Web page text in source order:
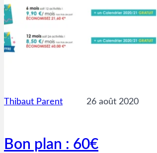
Thibaut Parent 26 août 2020
Bon plan : 60€